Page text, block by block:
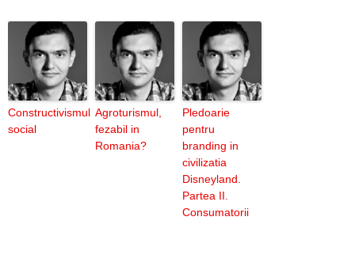
Constructivismul
social
Agroturismul,
fezabil in
Romania?
Pledoarie
pentru
branding in
civilizatia
Disneyland.
Partea II.
Consumatorii